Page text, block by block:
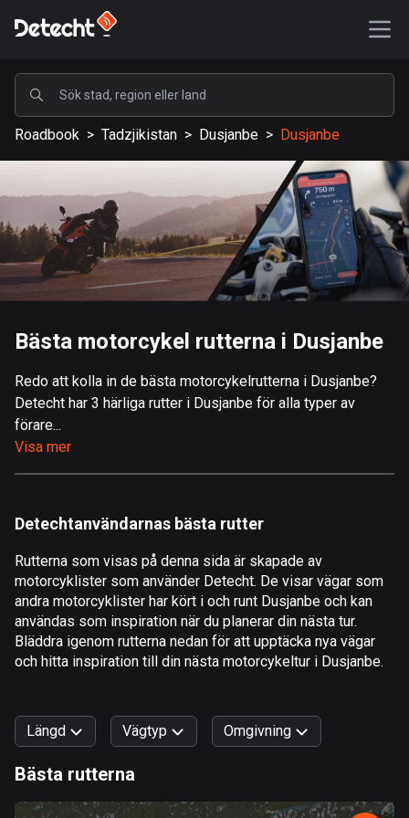
POPULÄRA
USA
587834 rutter
Sverige
203625 rutter
Storbritannien
115318 rutter
9 rutter
182 rutter
Algeriet
175 rutter
Amerikanska Jungfruöarna
1 rutt
Angola
Antigua och Barbuda
Roadbook > Tadzjikistan > Dusjanbe > Dusjanbe
Bästa motorcykel rutterna i Dusjanbe
Redo att kolla in de bästa motorcykelrutterna i Dusjanbe?
Detecht har 3 härliga rutter i Dusjanbe för alla typer av
förare...
Visa mer
Detechtanvändarnas bästa rutter
Rutterna som visas på denna sida är skapade av
motorcyklister som använder Detecht. De visar vägar som
andra motorcyklister har kört i och runt Dusjanbe och kan
användas som inspiration när du planerar din nästa tur.
Bläddra igenom rutterna nedan för att upptäcka nya vägar
och hitta inspiration till din nästa motorcykeltur i Dusjanbe.
Längd Vägtyp Omgivning
Bästa rutterna